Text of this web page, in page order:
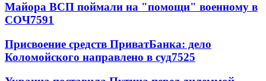
Майора ВСП поймали на "помощи" военному в
СОЧ7591
Присвоение средств ПриватБанка: дело
Коломойского направлено в суд7525